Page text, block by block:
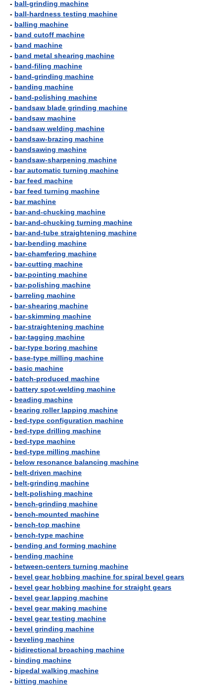
- ball-grinding machine
- ball-hardness testing machine
- balling machine
- band cutoff machine
- band machine
- band metal shearing machine
- band-filing machine
- band-grinding machine
- banding machine
- band-polishing machine
- bandsaw blade grinding machine
- bandsaw machine
- bandsaw welding machine
- bandsaw-brazing machine
- bandsawing machine
- bandsaw-sharpening machine
- bar automatic turning machine
- bar feed machine
- bar feed turning machine
- bar machine
- bar-and-chucking machine
- bar-and-chucking turning machine
- bar-and-tube straightening machine
- bar-bending machine
- bar-chamfering machine
- bar-cutting machine
- bar-pointing machine
- bar-polishing machine
- barreling machine
- bar-shearing machine
- bar-skimming machine
- bar-straightening machine
- bar-tagging machine
- bar-type boring machine
- base-type milling machine
- basic machine
- batch-produced machine
- battery spot-welding machine
- beading machine
- bearing roller lapping machine
- bed-type configuration machine
- bed-type drilling machine
- bed-type machine
- bed-type milling machine
- below resonance balancing machine
- belt-driven machine
- belt-grinding machine
- belt-polishing machine
- bench-grinding machine
- bench-mounted machine
- bench-top machine
- bench-type machine
- bending and forming machine
- bending machine
- between-centers turning machine
- bevel gear hobbing machine for spiral bevel gears
- bevel gear hobbing machine for straight gears
- bevel gear lapping machine
- bevel gear making machine
- bevel gear testing machine
- bevel grinding machine
- beveling machine
- bidirectional broaching machine
- binding machine
- bipedal walking machine
- bitting machine